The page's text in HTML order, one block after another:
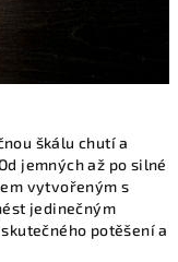
škálu chutí a
jemných až po silné
vytvořeným s
jedinečným
potěšení a